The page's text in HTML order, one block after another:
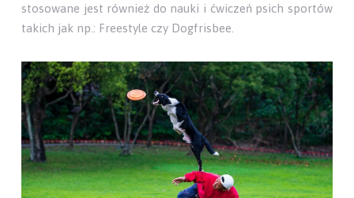
stosowane jest również do nauki i ćwiczeń psich sportów
takich jak np.: Freestyle czy Dogfrisbee.